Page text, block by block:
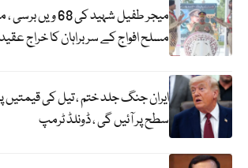
میجر طفیل شہید کی
مسلح افواج کے سربراہان کا خراج
ایران جنگ جلد ختم ، تیل کی
سطح پر آئیں گی ، ڈونلڈ ٹرمپ